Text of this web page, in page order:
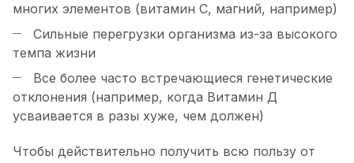
многих элементов (витамин С, магний, например)
Сильные перегрузки организма из-за высокого
темпа жизни
Все более часто встречающиеся генетические
отклонения (например, когда Витамин Д
усваивается в разы хуже, чем должен)
Чтобы действительно получить всю пользу от